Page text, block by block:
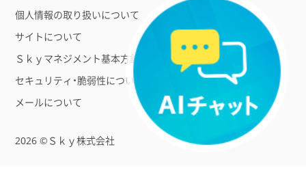
個人情報の取り扱いについて
サイトについて
Ｓｋｙマネジメント基本方針
セキュリティ・脆弱性について
メールについて
2026 ©Ｓｋｙ株式会社